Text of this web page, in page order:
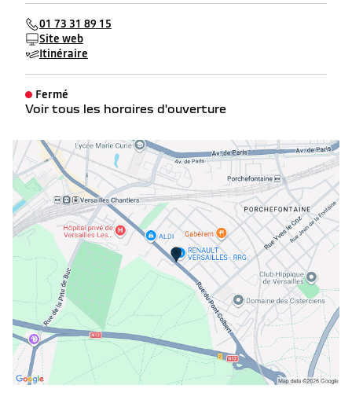
01 73 31 89 15
Site web
Itinéraire
Fermé
Voir tous les horaires d'ouverture
mardi
08:30 - 19:00
mercredi
08:30 - 19:00
jeudi
08:30 - 19:00
vendredi
08:30 - 19:00
samedi
09:00 - 18:30
dimanche
Fermé